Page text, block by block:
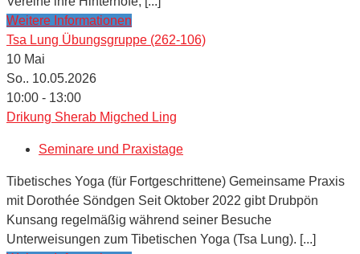
Weitere Informationen
Tsa Lung Übungsgruppe (262-106)
10 Mai
So.. 10.05.2026
10:00 - 13:00
Drikung Sherab Migched Ling
Seminare und Praxistage
Tibetisches Yoga (für Fortgeschrittene) Gemeinsame Praxis
mit Dorothée Söndgen Seit Oktober 2022 gibt Drubpön
Kunsang regelmäßig während seiner Besuche
Unterweisungen zum Tibetischen Yoga (Tsa Lung). [...]